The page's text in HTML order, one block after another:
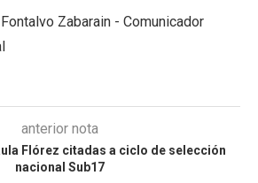
Zabarain - Comunicador
anterior nota
Flórez citadas a ciclo de selección
nacional Sub17